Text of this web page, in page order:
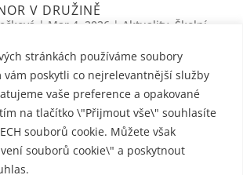
stránkách používáme soubory
vám poskytli co nejrelevantnější služby
vaše preference a opakované
na tlačítko \"Přijmout vše\" souhlasíte
souborů cookie. Můžete však
souborů cookie\" a poskytnout
V DRUŽINĚ
| Mar 4, 2026 | Aktuality, Školní
a únorové dny v družině se můžete
fotogalerii. Po návratu z vánočních
připomněli další svátek – Tři krále – za
animovaného filmu a hry s tajenkou. Na
sníh a tak si...